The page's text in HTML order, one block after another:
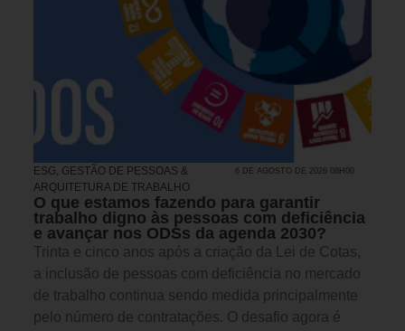
ESG, GESTÃO DE PESSOAS &
ARQUITETURA DE TRABALHO
6 DE AGOSTO DE 2026 08H00
O que estamos fazendo para garantir
trabalho digno às pessoas com deficiência
e avançar nos ODSs da agenda 2030?
Trinta e cinco anos após a criação da Lei de Cotas,
a inclusão de pessoas com deficiência no mercado
de trabalho continua sendo medida principalmente
pelo número de contratações. O desafio agora é